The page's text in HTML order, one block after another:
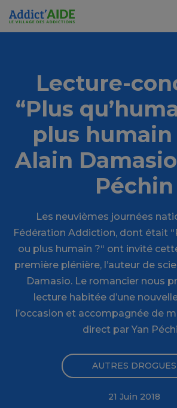
Aller au contenu principal
Lecture-
“Plus
plus humain
Alain
Péchin
Les neuvièmes journées
Fédération Addiction, dont était
ou plus humain ?“ ont invité
première plénière, l’auteur de
Damasio. Le romancier nous
lecture habitée d’une
l’occasion et accompagnée de
direct par Yan
AUTRES DROGUES
21 Juin 2018
Panneau de gestion des cookies